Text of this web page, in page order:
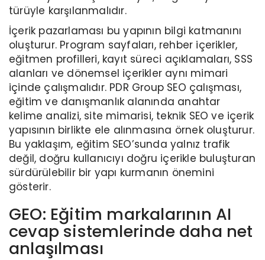
türüyle karşılanmalıdır.
İçerik pazarlaması bu yapının bilgi katmanını
oluşturur. Program sayfaları, rehber içerikler,
eğitmen profilleri, kayıt süreci açıklamaları, SSS
alanları ve dönemsel içerikler aynı mimari
içinde çalışmalıdır. PDR Group SEO çalışması,
eğitim ve danışmanlık alanında anahtar
kelime analizi, site mimarisi, teknik SEO ve içerik
yapısının birlikte ele alınmasına örnek oluşturur.
Bu yaklaşım, eğitim SEO’sunda yalnız trafik
değil, doğru kullanıcıyı doğru içerikle buluşturan
sürdürülebilir bir yapı kurmanın önemini
gösterir.
GEO: Eğitim markalarının AI
cevap sistemlerinde daha net
anlaşılması